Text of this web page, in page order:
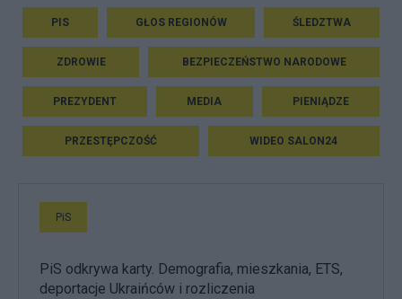
PIS GŁOS REGIONÓW ŚLEDZTWA
ZDROWIE BEZPIECZEŃSTWO NARODOWE
PREZYDENT MEDIA PIENIĄDZE
PRZESTĘPCZOŚĆ WIDEO SALON24
PiS
PiS odkrywa karty. Demografia, mieszkania, ETS,
deportacje Ukraińców i rozliczenia